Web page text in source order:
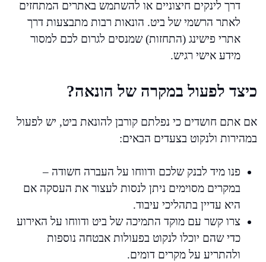
דרך לינקים חיצוניים או להשתמש באתרים המתחזים
לאתר הרשמי של ביט. הונאות רבות מתבצעות דרך
אתרי פישינג (התחזות) שמנסים לגרום לכם למסור
מידע אישי רגיש.
כיצד לפעול במקרה של הונאה?
אם אתם חושדים כי נפלתם קורבן להונאת ביט, יש לפעול
במהירות ולנקוט בצעדים הבאים:
פנו מיד לבנק שלכם ודווחו על העברה חשודה –
במקרים מסוימים ניתן לנסות לעצור את העסקה אם
היא עדיין בתהליכי עיבוד.
צרו קשר עם מוקד התמיכה של ביט ודווחו על האירוע
כדי שהם יוכלו לנקוט בפעולות אבטחה נוספות
ולהתריע על מקרים דומים.